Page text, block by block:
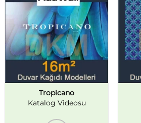
Tropicano
Katalog Videosu